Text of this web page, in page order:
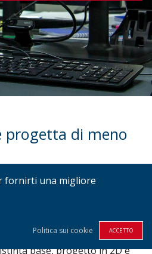
progetta di meno
per permetterti di dedicare
e creare il preventivo di
minuti. Facile, rapido e
base, progetto in 2D e
fornirti una migliore
Politica sui cookie ACCETTO